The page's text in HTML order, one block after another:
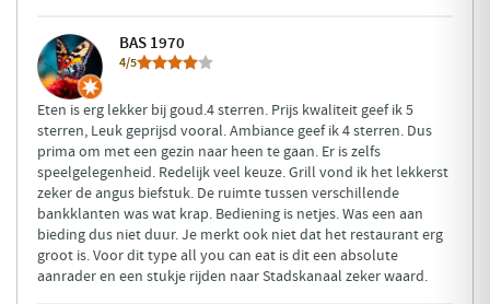
BAS 1970
4/5
Eten is erg lekker bij goud.4 sterren. Prijs kwaliteit geef ik 5
sterren, Leuk geprijsd vooral. Ambiance geef ik 4 sterren. Dus
prima om met een gezin naar heen te gaan. Er is zelfs
speelgelegenheid. Redelijk veel keuze. Grill vond ik het lekkerst
zeker de angus biefstuk. De ruimte tussen verschillende
bankklanten was wat krap. Bediening is netjes. Was een aan
bieding dus niet duur. Je merkt ook niet dat het restaurant erg
groot is. Voor dit type all you can eat is dit een absolute
aanrader en een stukje rijden naar Stadskanaal zeker waard.